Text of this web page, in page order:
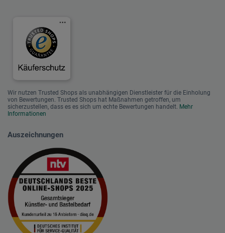
Wir nutzen Trusted Shops als unabhängigen Dienstleister für die Einholung
von Bewertungen. Trusted Shops hat Maßnahmen getroffen, um
sicherzustellen, dass es es sich um echte Bewertungen handelt. Mehr
Informationen
Auszeichnungen